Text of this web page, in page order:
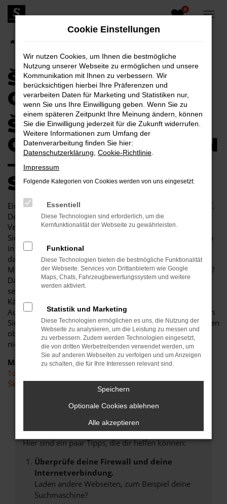
Zum
Hauptinhalt
0
ŠKODA CITIGO
GEBRAUCHTWAGEN
ŠKODA CITIGO
GEBRAUCHTWAGEN
– WIR BIETEN
SICHERHEIT
Ein Škoda Citigo Gebrauchtwagen ist ein cleverer Autokauf.
Der Grund liegt im herausragenden Preis-Leistungs-
Verhältnis und der enormen Langlebigkeit dieses Modells.
Sie sichern sich auf jeden Fall ein Schnäppchen und steigen
in ein Fahrzeug in einwandfreiem Zustand. Wussten Sie,
dass Škoda Citigo Gebrauchtwagen auch in früheren
Modellgeneration kaum Wünsche nach Extras offen lassen?
Das Modell zeigt sich seit vielen Jahren sprichwörtlich von
seiner „Schokoladenseite“ und überzeugt gleichermaßen
Käuferinnen und Käufer sowie Experten der
Automobilzeitschriften. Beim Autohaus Schiefelbein kaufen
Sie Ihren Škoda Citigo Gebrauchtwagen günstig und erhalten
obendrein auch noch ein Angebot für eine Finanzierung zu
niedrigen Monatsraten.
Marken
Toyota
Škoda
FEHLER: NETWORK ERROR
Beim Laden ist ein Fehler aufgetreten.
Hier sind ein paar Tipps, die dir helfen können:
Überprüfe deine Firewall und deine
Internetverbindung.
Laden andere Webseiten, zum Beispiel deine
Suchmaschine?
Cookie Einstellungen
Wir nutzen Cookies, um Ihnen die bestmögliche
Nutzung unserer Webseite zu ermöglichen und unsere
Kommunikation mit Ihnen zu verbessern. Wir
berücksichtigen hierbei Ihre Präferenzen und
verarbeiten Daten für Marketing und Statistiken nur,
wenn Sie uns Ihre Einwilligung geben. Wenn Sie zu
einem späteren Zeitpunkt Ihre Meinung ändern, können
Sie die Einwilligung jederzeit für die Zukunft widerrufen.
Weitere Informationen zum Umfang der
Datenverarbeitung finden Sie hier:
Datenschutzerklärung Cookie-Richtlinie
Impressum
Folgende Kategorien von Cookies werden von uns eingesetzt:
Essentiell
Diese Technologien sind erforderlich, um die
Kernfunktionalität der Webseite zu gewährleisten.
Funktional
Diese Technologien bieten die bestmögliche Funktionalität
der Webseite. Services von Drittanbietern wie Google
Maps, Chats, Fahrzeugbewertungssystem und weitere
werden aktiviert.
Statistik und Marketing
Diese Technologien ermöglichen es uns, die Nutzung der
Webseite zu analysieren, um die Leistung zu messen und
zu verbessern. Zudem werden Technologien eingesetzt,
die von dritten Werbetreibenden verwendet werden, um
Sie auf anderen Webseiten zu verfolgen und um Anzeigen
zu schalten, die für Ihre Interessen relevant sind.
Speichern
Optionale Cookies ablehnen
Alle akzeptieren